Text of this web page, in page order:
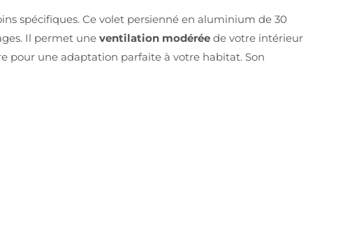
spécifiques. Ce volet persienné en aluminium de 30
Il permet une ventilation modérée de votre intérieur
pour une adaptation parfaite à votre habitat. Son